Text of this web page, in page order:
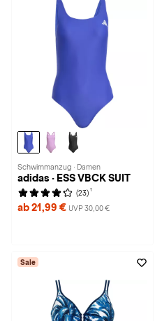
Schwimmanzug · Damen
adidas · ESS VBCK SUIT
(23) 1
ab 21,99 € UVP 30,00 €
Sale